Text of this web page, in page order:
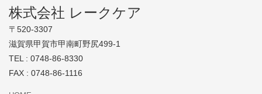
株式会社 レークケア
〒520-3307
滋賀県甲賀市甲南町野尻499-1
TEL : 0748-86-8330
FAX : 0748-86-1116